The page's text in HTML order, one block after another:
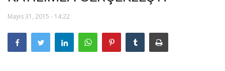
Künye
Halil ÖNCÜ kimdir?
Mayıs 31, 2015 - 14:22